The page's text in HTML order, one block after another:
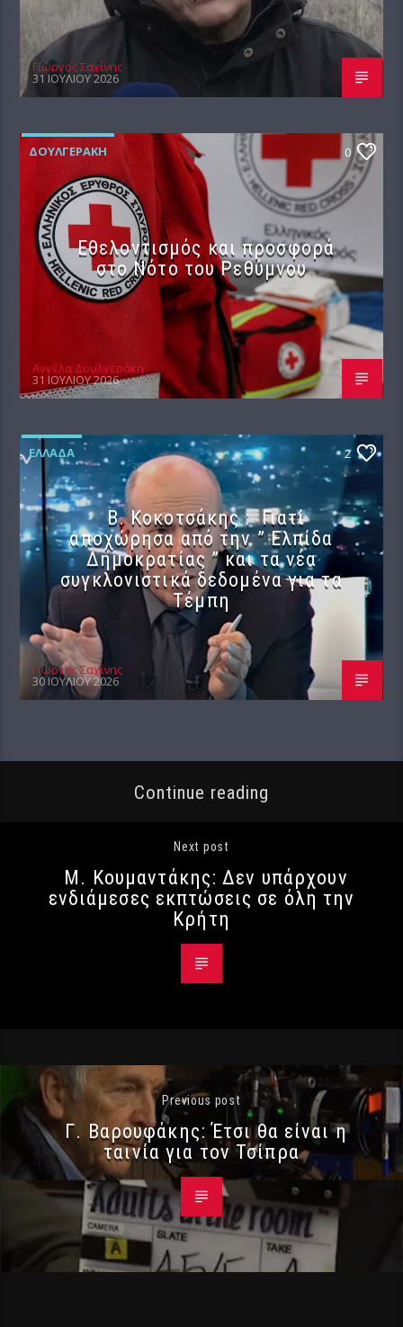
Γιώργος Σαχίνης
31 ΙΟΥΛΊΟΥ 2026
ΔΟΥΛΓΕΡΆΚΗ 0
Εθελοντισμός και προσφορά
στο Νότο του Ρεθύμνου
Αγγέλα Δουλγεράκη
31 ΙΟΥΛΊΟΥ 2026
ΕΛΛΆΔΑ 2
Β. Κοκοτσάκης : Γιατί
αποχώρησα από την ” Ελπίδα
Δημοκρατίας ” και τα νέα
συγκλονιστικά δεδομένα για τα
Τέμπη
Γιώργος Σαχίνης
30 ΙΟΥΛΊΟΥ 2026
Continue reading
Next post
Μ. Κουμαντάκης: Δεν υπάρχουν
ενδιάμεσες εκπτώσεις σε όλη την
Κρήτη
Previous post
Γ. Βαρουφάκης: Έτσι θα είναι η
ταινία για τον Τσίπρα